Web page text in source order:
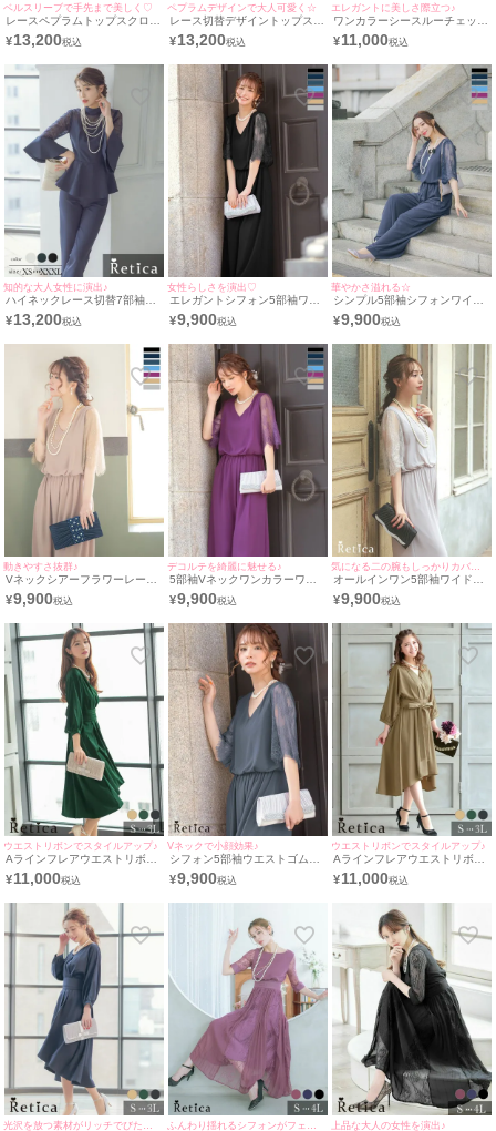
ベルスリーブで手先まで美しく♡
レースペプラムトップスクロッ
プドパンツベルスリーブ結婚式
パーティードレス [Retica/レテ
¥13,200
ペプラムデザインで大人可愛く☆
レース切替デザイントップスク
ロップドパンツベルスリーブ結
婚式パーティードレス [Retica/
¥13,200
エレガントに美しさ際立つ♪
ワンカラーシースルーチェック
5部袖フレア膝下ワンショルダ
ー結婚式パーティードレス
¥11,000
知的な大人女性に演出♪
ハイネックレース切替7部袖ペ
プラムトップスクロップドパン
ツ結婚式パーティードレス
¥13,200
女性らしさを演出♡
エレガントシフォン5部袖ワイ
ドパンツフラワー結婚式パーテ
ィードレス [Retica/レティカ]
¥9,900
華やかさ溢れる☆
シンプル5部袖シフォンワイド
パンツ結婚式パーティードレス
[Retica/レティカ]
¥9,900
動きやすさ抜群♪
Vネックシアーフラワーレース
5部袖オールインワン二の腕カ
バー結婚式パーティードレス
¥9,900
デコルテを綺麗に魅せる♪
5部袖Vネックワンカラーワイ
ドパンツ二の腕カバー結婚式パ
ーティードレス [Retica/レティ
¥9,900
気になる二の腕もしっかりカバー◎
オールインワン5部袖ワイドパ
ンツ結婚式パーティードレス
[Retica/レティカ]
¥9,900
ウエストリボンでスタイルアップ♪
Aラインフレアウエストリボン
フィッシュテールカジュアルサ
テン膝下二の腕カバースリーブ
[Retica/レティカ]
¥11,000
Vネックで小顔効果♪
シフォン5部袖ウエストゴムワ
ンカラーパンツ結婚式パーティ
ードレス [Retica/レティカ]
¥9,900
ウエストリボンでスタイルアップ♪
Aラインフレアウエストリボン
フィッシュテールカジュアルサ
テン膝下二の腕カバースリーブ
[Retica/レティカ]
¥11,000
上品な大人の女性を演出♪